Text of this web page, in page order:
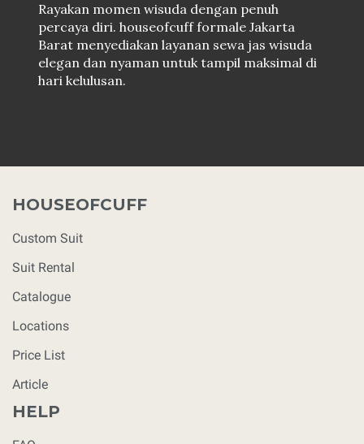
Rayakan momen wisuda dengan penuh
percaya diri. houseofcuff formale Jakarta
Barat menyediakan layanan sewa jas wisuda
elegan dan nyaman untuk tampil maksimal di
hari kelulusan.
HOUSEOFCUFF
Custom Suit
Suit Rental
Catalogue
Locations
Price List
Article
HELP